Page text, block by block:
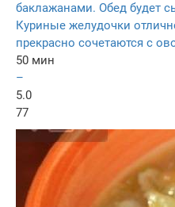
баклажанами. Обед будет
Куриные желудочки
прекрасно сочетаются с
50 мин
–
5.0
77